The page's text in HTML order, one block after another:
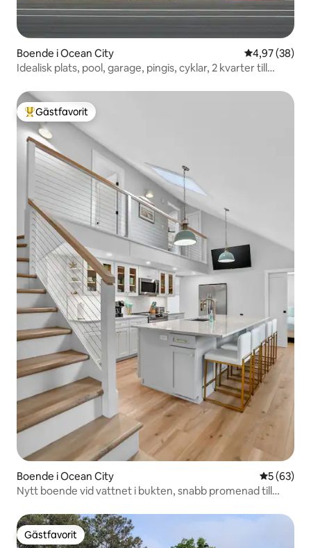
Boende i Ocean City 4,97 av 5 i
4,97 (38)
Idealisk plats, pool, garage, pingis, cyklar, 2 kvarter till
Populär gästfavorit
Gästfavorit
Boende i Ocean City 5 av 5 i
5 (63)
Nytt boende vid vattnet i bukten, snabb promenad till
Gästfavorit
Gästfavorit